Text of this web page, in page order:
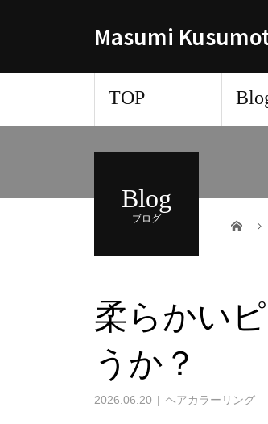
Masumi
TOP
Blog
ブログ
柔らかい
うか？
2026.06.20 ヘアカラーリング